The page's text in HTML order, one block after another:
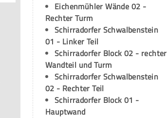
Eichenmühler Wände 02 -
Rechter Turm
Schirradorfer Schwalbenstein
01 - Linker Teil
Schirradorfer Block 02 - rechter
Wandteil und Turm
Schirradorfer Schwalbenstein
02 - Rechter Teil
Schirradorfer Block 01 -
Hauptwand